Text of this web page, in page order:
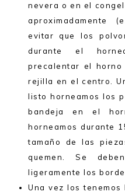
nevera o en el
aproximadamente
evitar que los
durante el
precalentar el horno
rejilla en el centro.
listo horneamos los
bandeja en el
horneamos durante
tamaño de las
quemen. Se
ligeramente los
Una vez los tenemos